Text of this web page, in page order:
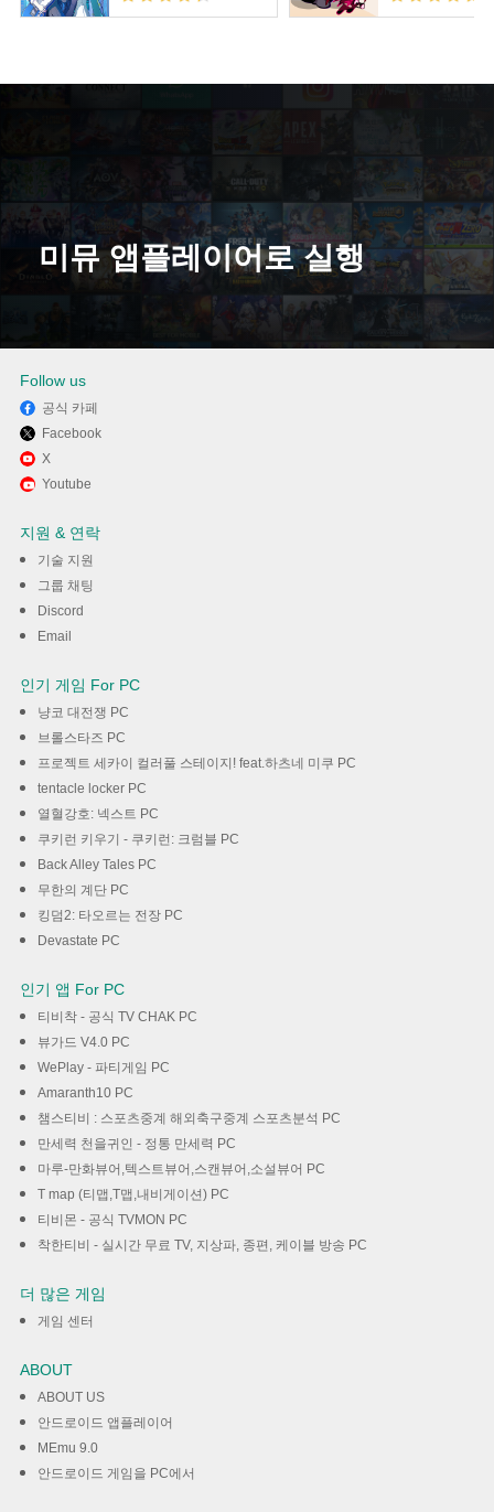
미뮤 앱플레이어로 실행
Follow us
공식 카페
Facebook
X
Youtube
지원 & 연락
기술 지원
그룹 채팅
Discord
Email
인기 게임 For PC
냥코 대전쟁 PC
브롤스타즈 PC
프로젝트 세카이 컬러풀 스테이지! feat.하츠네 미쿠 PC
tentacle locker PC
열혈강호: 넥스트 PC
쿠키런 키우기 - 쿠키런: 크럼블 PC
Back Alley Tales PC
무한의 계단 PC
킹덤2: 타오르는 전장 PC
Devastate PC
인기 앱 For PC
티비착 - 공식 TV CHAK PC
뷰가드 V4.0 PC
WePlay - 파티게임 PC
Amaranth10 PC
챔스티비 : 스포츠중계 해외축구중계 스포츠분석 PC
만세력 천을귀인 - 정통 만세력 PC
마루-만화뷰어,텍스트뷰어,스캔뷰어,소설뷰어 PC
T map (티맵,T맵,내비게이션) PC
티비몬 - 공식 TVMON PC
착한티비 - 실시간 무료 TV, 지상파, 종편, 케이블 방송 PC
더 많은 게임
게임 센터
ABOUT
ABOUT US
안드로이드 앱플레이어
MEmu 9.0
안드로이드 게임을 PC에서